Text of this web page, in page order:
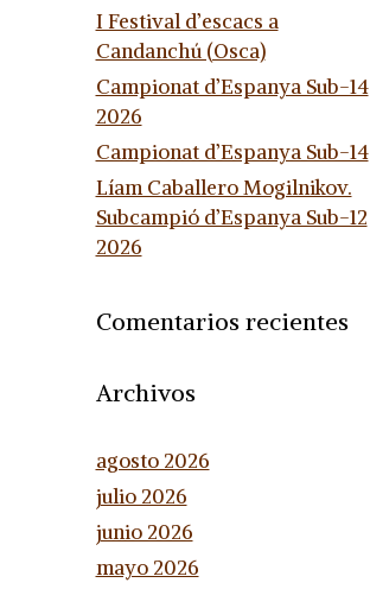
I Festival d’escacs a
Candanchú (Osca)
Campionat d’Espanya Sub-14
2026
Campionat d’Espanya Sub-14
Líam Caballero Mogilnikov.
Subcampió d’Espanya Sub-12
2026
Comentarios recientes
Archivos
agosto 2026
julio 2026
junio 2026
mayo 2026